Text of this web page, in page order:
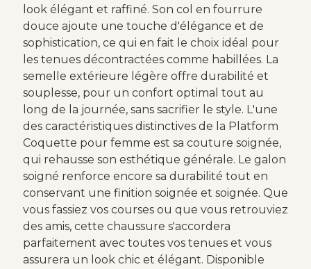
look élégant et raffiné. Son col en fourrure
douce ajoute une touche d'élégance et de
sophistication, ce qui en fait le choix idéal pour
les tenues décontractées comme habillées. La
semelle extérieure légère offre durabilité et
souplesse, pour un confort optimal tout au
long de la journée, sans sacrifier le style. L'une
des caractéristiques distinctives de la Platform
Coquette pour femme est sa couture soignée,
qui rehausse son esthétique générale. Le galon
soigné renforce encore sa durabilité tout en
conservant une finition soignée et soignée. Que
vous fassiez vos courses ou que vous retrouviez
des amis, cette chaussure s'accordera
parfaitement avec toutes vos tenues et vous
assurera un look chic et élégant. Disponible